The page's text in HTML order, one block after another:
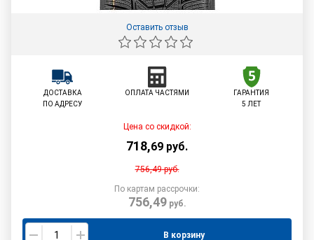
Оставить отзыв
ДОСТАВКА
ПО АДРЕСУ
ОПЛАТА ЧАСТЯМИ
ГАРАНТИЯ
5 ЛЕТ
Цена со скидкой:
718,69 руб.
756,49руб.
По картам рассрочки:
756,49руб.
В корзину